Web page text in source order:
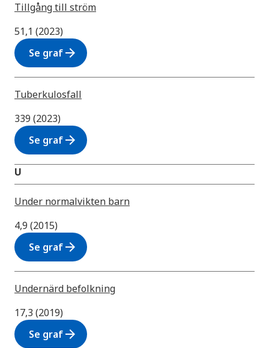
Tillgång till ström
51,1 (2023)
Se grafarrow_forward
Tuberkulosfall
339 (2023)
Se grafarrow_forward
U
Under normalvikten barn
4,9 (2015)
Se grafarrow_forward
Undernärd befolkning
17,3 (2019)
Se grafarrow_forward